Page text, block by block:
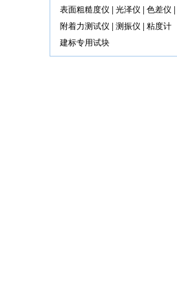
表面粗糙度仪 光泽仪 色差仪
附着力测试仪
测振仪
粘度计
建标专用试块